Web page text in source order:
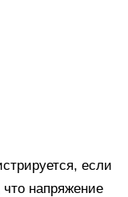
если
что напряжение